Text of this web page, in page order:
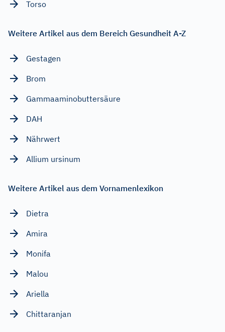
Torso
Weitere Artikel aus dem Bereich Gesundheit A-Z
Gestagen
Brom
Gammaaminobuttersäure
DAH
Nährwert
Allium ursinum
Weitere Artikel aus dem Vornamenlexikon
Dietra
Amira
Monifa
Malou
Ariella
Chittaranjan